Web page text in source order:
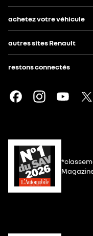
achetez votre véhicule
autres sites Renault
restons connectés